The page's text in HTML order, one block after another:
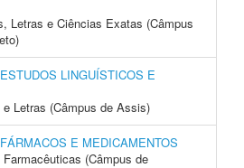
Letras e Ciências Exatas (Câmpus
LINGUÍSTICOS E
Letras (Câmpus de Assis)
E MEDICAMENTOS
(Câmpus de